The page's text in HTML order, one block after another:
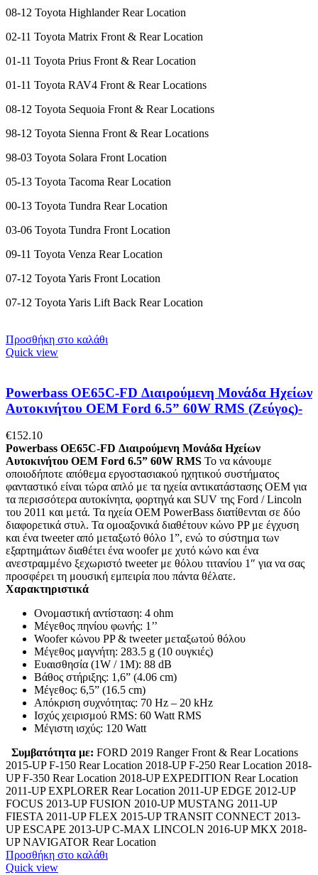
08-12 Toyota Highlander Rear Location
02-11 Toyota Matrix Front & Rear Location
01-11 Toyota Prius Front & Rear Location
01-11 Toyota RAV4 Front & Rear Locations
08-12 Toyota Sequoia Front & Rear Locations
98-12 Toyota Sienna Front & Rear Locations
98-03 Toyota Solara Front Location
05-13 Toyota Tacoma Rear Location
00-13 Toyota Tundra Rear Location
03-06 Toyota Tundra Front Location
09-11 Toyota Venza Rear Location
07-12 Toyota Yaris Front Location
07-12 Toyota Yaris Lift Back Rear Location
Προσθήκη στο καλάθι
Quick view
Powerbass OE65C-FD Διαιρούμενη Μονάδα Ηχείων
Αυτοκινήτου ΟΕΜ Ford 6.5” 60W RMS (Ζεύγος)-
€152.10
Powerbass OE65C-FD Διαιρούμενη Μονάδα Ηχείων
Αυτοκινήτου ΟΕΜ Ford 6.5” 60W RMS Το να κάνουμε
οποιοδήποτε απόθεμα εργοστασιακού ηχητικού συστήματος
φανταστικό είναι τώρα απλό με τα ηχεία αντικατάστασης OEM για
τα περισσότερα αυτοκίνητα, φορτηγά και SUV της Ford / Lincoln
του 2011 και μετά. Τα ηχεία OEM PowerBass διατίθενται σε δύο
διαφορετικά στυλ. Τα ομοαξονικά διαθέτουν κώνο PP με έγχυση
και ένα tweeter από μεταξωτό θόλο 1”, ενώ το σύστημα των
εξαρτημάτων διαθέτει ένα woofer με χυτό κώνο και ένα
ανεστραμμένο ξεχωριστό tweeter με θόλου τιτανίου 1″ για να σας
προσφέρει τη μουσική εμπειρία που πάντα θέλατε.
Χαρακτηριστικά
Ονομαστική αντίσταση: 4 ohm
Μέγεθος πηνίου φωνής: 1’’
Woofer κώνου PP & tweeter μεταξωτού θόλου
Μέγεθος μαγνήτη: 283.5 g (10 ουγκιές)
Ευαισθησία (1W / 1M): 88 dB
Βάθος στήριξης: 1,6” (4.06 cm)
Μέγεθος: 6,5” (16.5 cm)
Απόκριση συχνότητας: 70 Hz – 20 kHz
Ισχύς χειρισμού RMS: 60 Watt RMS
Μέγιστη ισχύς: 120 Watt
Συμβατότητα με: FORD 2019 Ranger Front & Rear Locations
2015-UP F-150 Rear Location 2018-UP F-250 Rear Location 2018-
UP F-350 Rear Location 2018-UP EXPEDITION Rear Location
2011-UP EXPLORER Rear Location 2011-UP EDGE 2012-UP
FOCUS 2013-UP FUSION 2010-UP MUSTANG 2011-UP
FIESTA 2011-UP FLEX 2015-UP TRANSIT CONNECT 2013-
UP ESCAPE 2013-UP C-MAX LINCOLN 2016-UP MKX 2018-
UP NAVIGATOR Rear Location
Προσθήκη στο καλάθι
Quick view